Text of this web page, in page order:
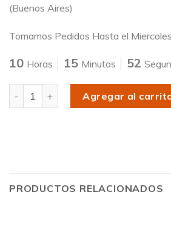
(Buenos Aires)
Tomamos Pedidos Hasta el
10 Horas 15 Minutos 52
Agregar al
PRODUCTOS RELACIONADOS